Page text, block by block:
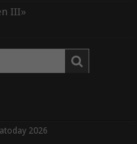
III»
2026